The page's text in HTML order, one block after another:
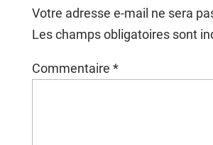
Votre adresse e-mail ne sera
Les champs obligatoires sont
Commentaire *